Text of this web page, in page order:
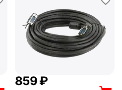
‍859‍₽